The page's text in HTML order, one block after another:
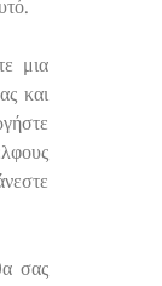
μια
και
σας